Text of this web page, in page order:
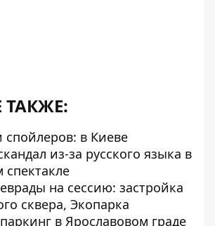
ТАКЖЕ:
спойлеров: в Киеве
из-за русского языка в
спектакле
на сессию: застройка
сквера, Экопарка
в Ярославовом граде